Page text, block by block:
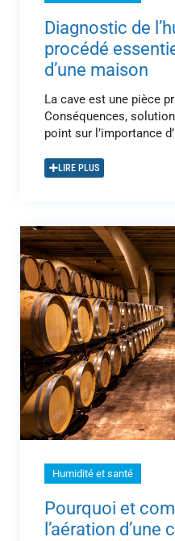
Diagnostic de
procédé
d’une maison
La cave est une pièce
Conséquences,
point sur l’importance
LIRE PLUS
Humidité et santé
Pourquoi et
l’aération d’une